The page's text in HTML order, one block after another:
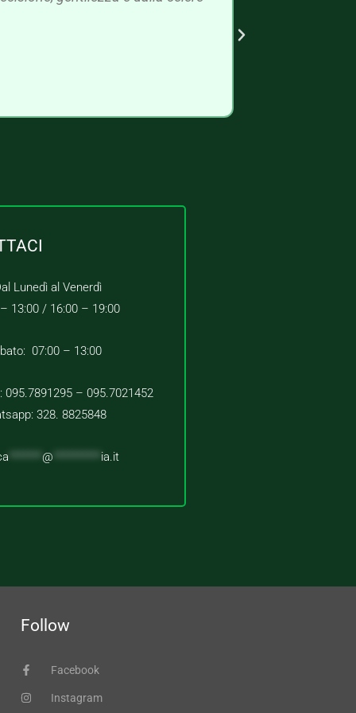
Lunedì al Venerdì
13:00 / 16:00 – 19:00
07:00 – 13:00
095.7891295 – 095.7021452
328. 8825848
*******@ ia.it
Follow
Facebook
Instagram